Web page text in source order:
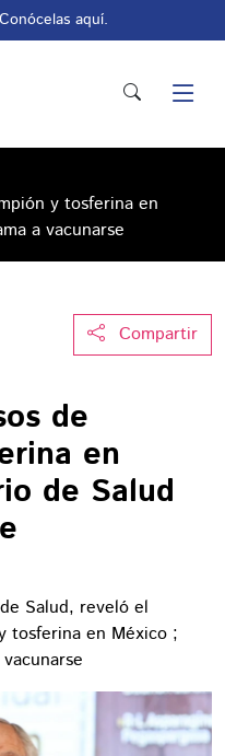
Conócelas aquí.
y tosferina en
a vacunarse
Compartir
de
en
de Salud
Salud, reveló el
tosferina en México ;